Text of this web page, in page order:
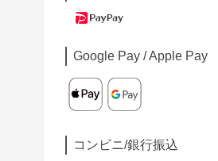
Google Pay / Apple Pay
コンビニ/銀行振込